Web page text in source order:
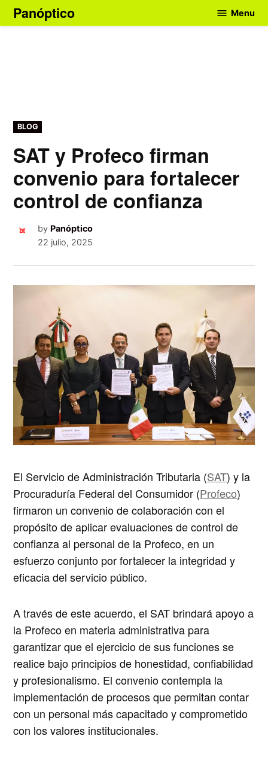
Skip
to
Panóptico Menu
POSTED
IN
BLOG
SAT y Profeco firman
convenio para fortalecer
control de confianza
by Panóptico
22 julio, 2025
El Servicio de Administración Tributaria (SAT) y la
Procuraduría Federal del Consumidor (Profeco)
firmaron un convenio de colaboración con el
propósito de aplicar evaluaciones de control de
confianza al personal de la Profeco, en un
esfuerzo conjunto por fortalecer la integridad y
eficacia del servicio público.
A través de este acuerdo, el SAT brindará apoyo a
la Profeco en materia administrativa para
garantizar que el ejercicio de sus funciones se
realice bajo principios de honestidad, confiabilidad
y profesionalismo. El convenio contempla la
implementación de procesos que permitan contar
con un personal más capacitado y comprometido
con los valores institucionales.